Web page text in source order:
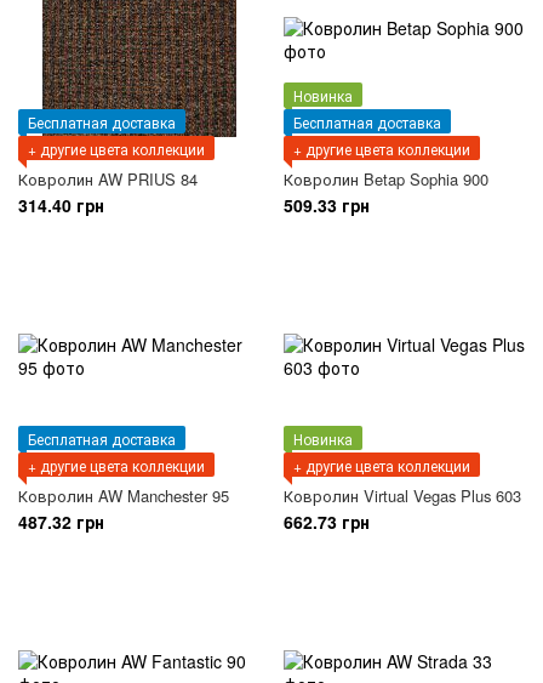
Бесплатная доставка
+ другие цвета коллекции
Ковролин AW PRIUS 84
314.40 грн
Новинка
Бесплатная доставка
+ другие цвета коллекции
Ковролин Betap Sophia 900
509.33 грн
Бесплатная доставка
+ другие цвета коллекции
Ковролин AW Manchester 95
487.32 грн
Новинка
+ другие цвета коллекции
Ковролин Virtual Vegas Plus 603
662.73 грн